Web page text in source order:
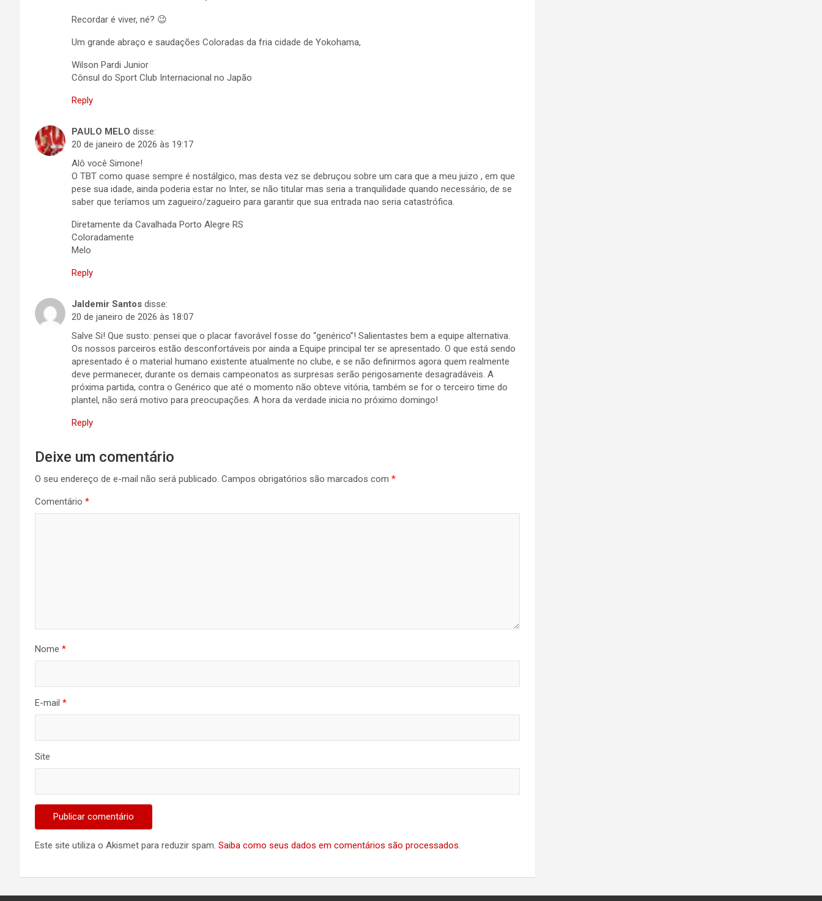
Recordar é viver, né? 😉
Um grande abraço e saudações Coloradas da fria cidade de Yokohama,
Wilson Pardi Junior
Cônsul do Sport Club Internacional no Japão
Reply
PAULO MELO disse:
20 de janeiro de 2026 às 19:17
Alô você Simone!
O TBT como quase sempre é nostálgico, mas desta vez se debruçou sobre um cara que a meu juizo , em que
pese sua idade, ainda poderia estar no Inter, se não titular mas seria a tranquilidade quando necessário, de se
saber que teríamos um zagueiro/zagueiro para garantir que sua entrada nao seria catastrófica.
Diretamente da Cavalhada Porto Alegre RS
Coloradamente
Melo
Reply
Jaldemir Santos disse:
20 de janeiro de 2026 às 18:07
Salve Si! Que susto: pensei que o placar favorável fosse do “genérico”! Salientastes bem a equipe alternativa.
Os nossos parceiros estão desconfortáveis por ainda a Equipe principal ter se apresentado. O que está sendo
apresentado é o material humano existente atualmente no clube, e se não definirmos agora quem realmente
deve permanecer, durante os demais campeonatos as surpresas serão perigosamente desagradáveis. A
próxima partida, contra o Genérico que até o momento não obteve vitória, também se for o terceiro time do
plantel, não será motivo para preocupações. A hora da verdade inicia no próximo domingo!
Reply
Deixe um comentário
O seu endereço de e-mail não será publicado. Campos obrigatórios são marcados com *
Comentário *
Nome *
E-mail *
Site
Este site utiliza o Akismet para reduzir spam. Saiba como seus dados em comentários são processados.